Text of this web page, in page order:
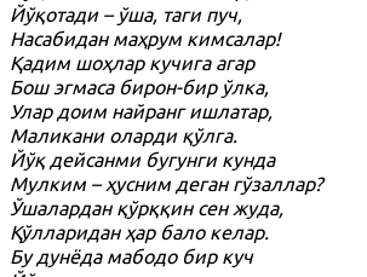
Йўқотади – ўша, таги пуч,
Насабидан маҳрум кимсалар!
Қадим шоҳлар кучига агар
Бош эгмаса бирон-бир ўлка,
Улар доим найранг ишлатар,
Маликани оларди қўлга.
Йўқ дейсанми бугунги кунда
Мулким – ҳусним деган гўзаллар?
Ўшалардан қўрққин сен жуда,
Қўлларидан ҳар бало келар.
Бу дунёда мабодо бир куч